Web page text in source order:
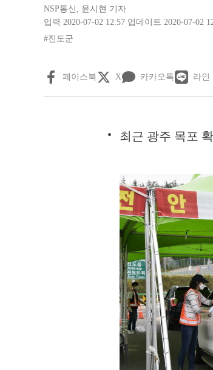
NSP통신 , 윤시현 기자
입력 2020-07-02 12:57 업데이트 2020-07-02
#진도군
페이스북 X 카카오톡 라인
최근 광주 목포